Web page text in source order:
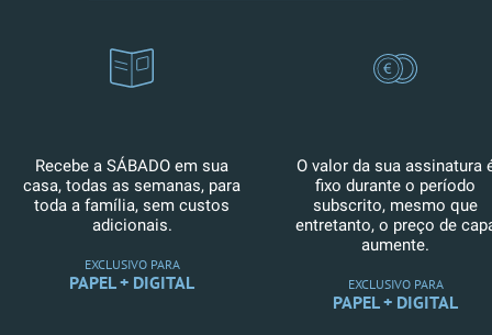
Recebe a SÁBADO em sua
casa, todas as semanas, para
toda a família, sem custos
adicionais.
EXCLUSIVO PARA
PAPEL + DIGITAL
O valor da sua assinatura
fixo durante o período
subscrito, mesmo que
entretanto, o preço de
aumente.
EXCLUSIVO PARA
PAPEL + DIGITAL